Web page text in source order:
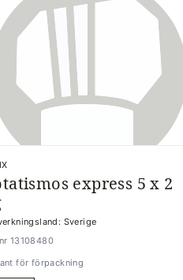
express 5 x 2
Sverige
13108480
för förpackning